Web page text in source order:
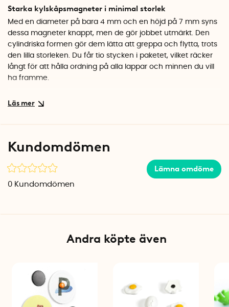
Starka kylskåpsmagneter i minimal storlek
Med en diameter på bara 4 mm och en höjd på 7 mm syns
dessa magneter knappt, men de gör jobbet utmärkt. Den
cylindriska formen gör dem lätta att greppa och flytta, trots
den lilla storleken. Du får tio stycken i paketet, vilket räcker
långt för att hålla ordning på alla lappar och minnen du vill
ha framme.
Stilren look till anslagstavlan
dra uppmärksamheten till sig själva.
Specifikationer
Antal: 10 st
Kundomdömen
Lämna omdöme
0 Kundomdömen
Andra köpte även